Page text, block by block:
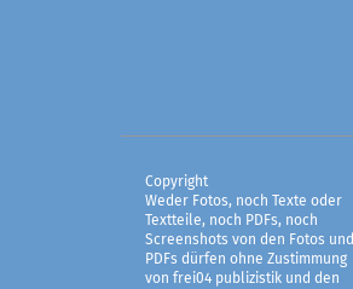
Copyright
Weder Fotos, noch Texte oder
Textteile, noch PDFs, noch
Screenshots von den Fotos und
PDFs dürfen ohne Zustimmung
von frei04 publizistik und den